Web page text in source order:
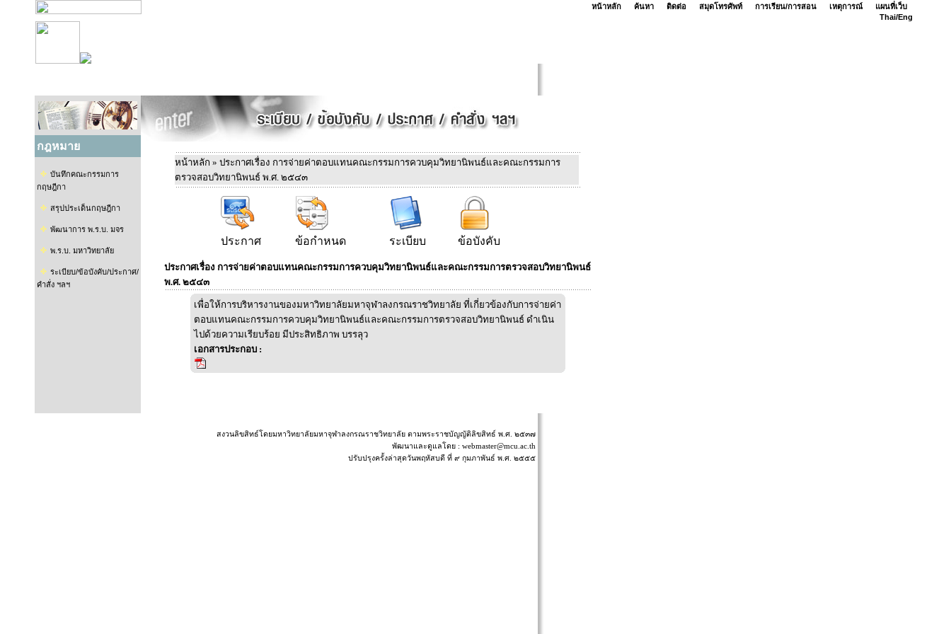
หน้าหลัก ค้นหา ติดต่อ สมุดโทรศัพท์ การเรียน/การสอน เหตุการณ์
แผนที่เว็บ
Thai/Eng
กฎหมาย
บันทึกคณะกรรมการ
กฤษฎีกา
สรุปประเด็นกฤษฎีกา
พัฒนาการ พ.ร.บ. มจร
พ.ร.บ. มหาวิทยาลัย
ระเบียบ/ข้อบังคับ/ประกาศ/
คำสั่ง ฯลฯ
หน้าหลัก » ประกาศเรื่อง การจ่ายค่าตอบแทนคณะกรรมการควบคุมวิทยานิพนธ์และคณะกรรมการ
ตรวจสอบวิทยานิพนธ์ พ.ศ. ๒๕๔๓
ประกาศ ข้อกำหนด ระเบียบ ข้อบังคับ
ประกาศเรื่อง การจ่ายค่าตอบแทนคณะกรรมการควบคุมวิทยานิพนธ์และคณะกรรมการตรวจสอบวิทยานิพนธ์
พ.ศ. ๒๕๔๓
เพื่อให้การบริหารงานของมหาวิทยาลัยมหาจุฬาลงกรณราชวิทยาลัย ที่เกี่ยวข้องกับการจ่ายค่า
ตอบแทนคณะกรรมการควบคุมวิทยานิพนธ์และคณะกรรมการตรวจสอบวิทยานิพนธ์ ดำเนิน
ไปด้วยความเรียบร้อย มีประสิทธิภาพ บรรลุว
เอกสารประกอบ :
สงวนลิขสิทธ์โดยมหาวิทยาลัยมหาจุฬาลงกรณราชวิทยาลัย ตามพระราชบัญญัติลิขสิทธ์ พ.ศ. ๒๕๓๗
พัฒนาและดูแลโดย : webmaster@mcu.ac.th
ปรับปรุงครั้งล่าสุดวันพฤหัสบดี ที่ ๙ กุมภาพันธ์ พ.ศ. ๒๕๕๕